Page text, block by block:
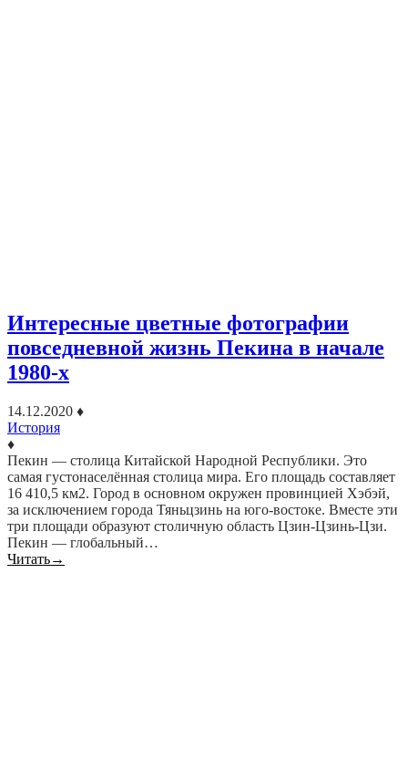
Интересные цветные фотографии
повседневной жизнь Пекина в начале
1980-х
14.12.2020 ♦
История
♦
Пекин — столица Китайской Народной Республики. Это
самая густонаселённая столица мира. Его площадь составляет
16 410,5 км2. Город в основном окружен провинцией Хэбэй,
за исключением города Тяньцзинь на юго-востоке. Вместе эти
три площади образуют столичную область Цзин-Цзинь-Цзи.
Пекин — глобальный…
Читать→